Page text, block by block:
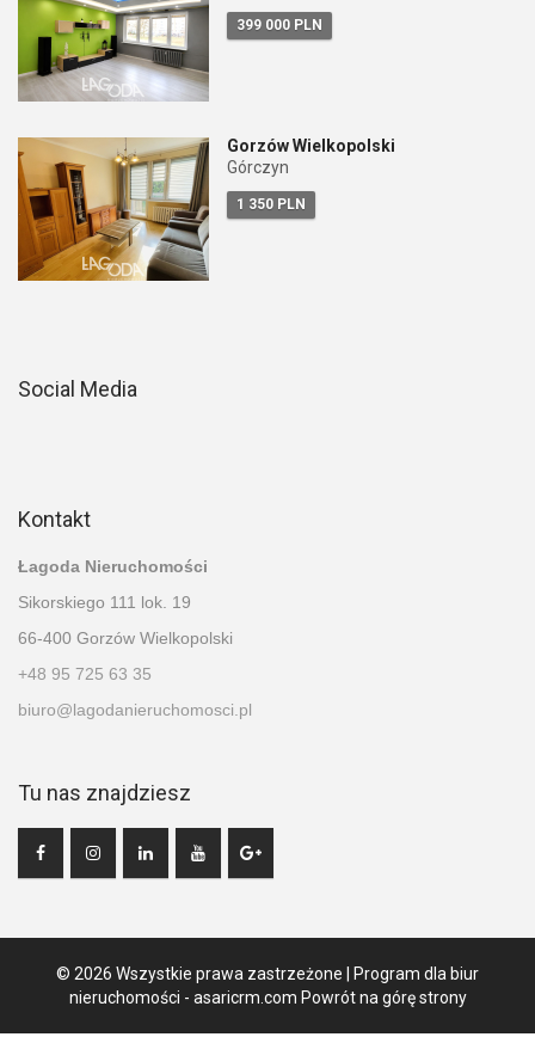
399 000 PLN
Gorzów Wielkopolski
Górczyn
1 350 PLN
Social Media
Kontakt
Łagoda Nieruchomości
Sikorskiego 111 lok. 19
66-400 Gorzów Wielkopolski
+48 95 725 63 35
biuro@lagodanieruchomosci.pl
Tu nas znajdziesz
© 2026 Wszystkie prawa zastrzeżone | Program dla biur
nieruchomości - asaricrm.com Powrót na górę strony